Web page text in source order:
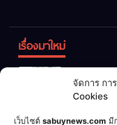
จัดการ กา
Cookies
เว็บไซต์ sabuynews.com มี
เรื่องมาใหม่
ทิ้ง! เปลี่ยน
เป็น “ปุ๋ย
จุลินทรีย์”
เชื่อพ่อแล้ว